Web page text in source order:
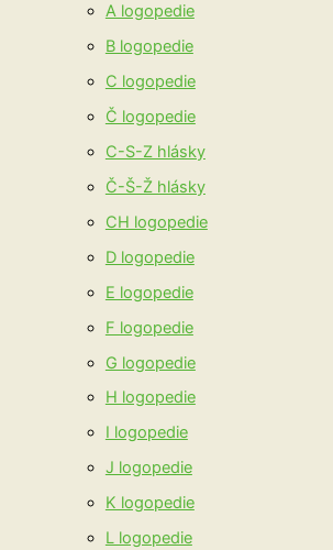
A logopedie
B logopedie
C logopedie
Č logopedie
C-S-Z hlásky
Č-Š-Ž hlásky
CH logopedie
D logopedie
E logopedie
F logopedie
G logopedie
H logopedie
I logopedie
J logopedie
K logopedie
L logopedie